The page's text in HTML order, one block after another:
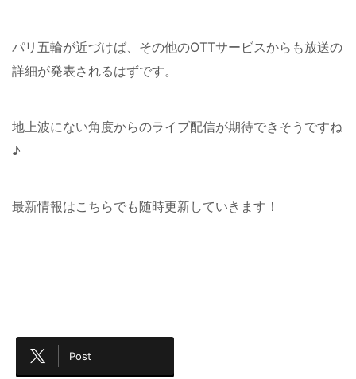
パリ五輪が近づけば、その他のOTTサービスからも放送の
詳細が発表されるはずです。
地上波にない角度からのライブ配信が期待できそうですね
♪
最新情報はこちらでも随時更新していきます！
Post